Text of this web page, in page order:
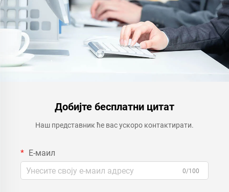
Добијте бесплатни цитат
Наш представник ће вас ускоро контактирати.
Е-маил
0/100